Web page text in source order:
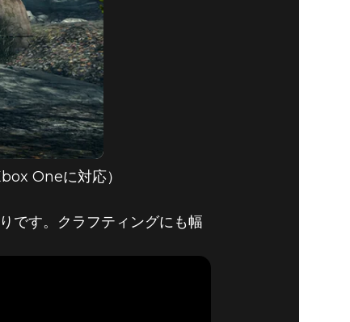
Oneに対応）
です。クラフティングにも幅